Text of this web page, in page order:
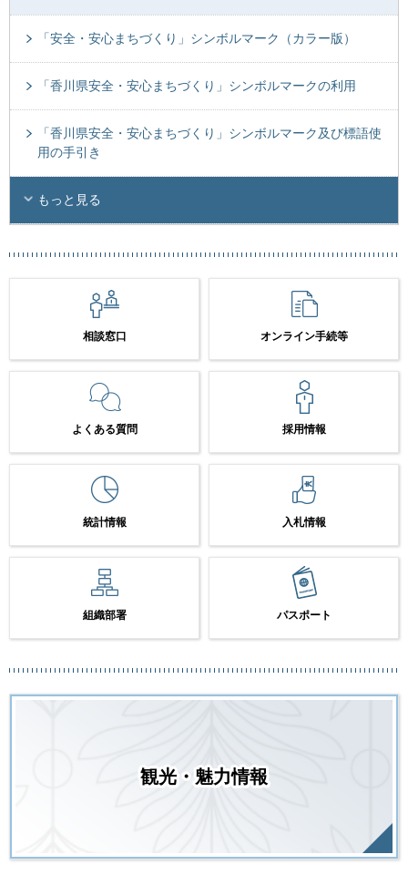
「安全・安心まちづくり」シンボルマーク（カラー版）
「香川県安全・安心まちづくり」シンボルマークの利用
「香川県安全・安心まちづくり」シンボルマーク及び標語使
用の手引き
もっと見る
相談窓口 オンライン手続等
よくある質問 採用情報
統計情報 入札情報
組織部署 パスポート
観光・魅力情報